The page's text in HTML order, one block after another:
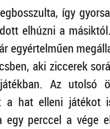
így
elhúzni a
egyértelműen
aki ziccerek
Az utolsó
a hat elleni
egy perccel a vége